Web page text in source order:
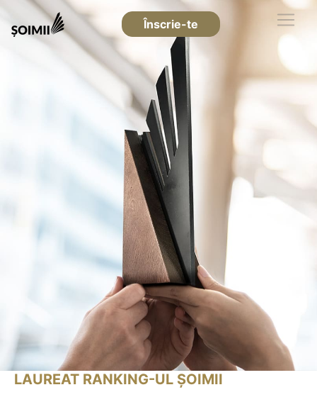
Înscrie-te
LAUREAT RANKING-UL ȘOIMII